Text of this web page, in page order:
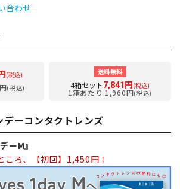
合わせ
(税込)
(税込)
送料無料
4箱セット7,841円 (税込)
1箱あたり 1,960円(税込)
ーコンタクトレンズ
ーM』
ろ、【初回】1,450円！